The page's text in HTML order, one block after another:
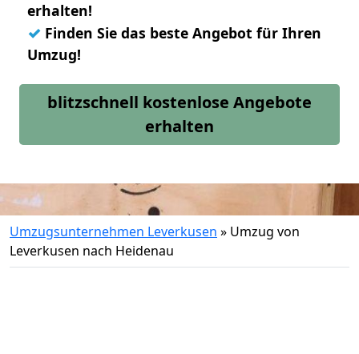
erhalten!
✓ Finden Sie das beste Angebot für Ihren
Umzug!
blitzschnell kostenlose Angebote
erhalten
Umzugsunternehmen Leverkusen » Umzug von
Leverkusen nach Heidenau